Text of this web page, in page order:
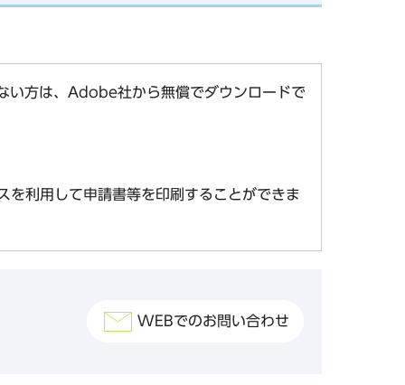
方は、Adobe社から無償でダウンロードで
を利用して申請書等を印刷することができま
WEBでのお問い合わせ